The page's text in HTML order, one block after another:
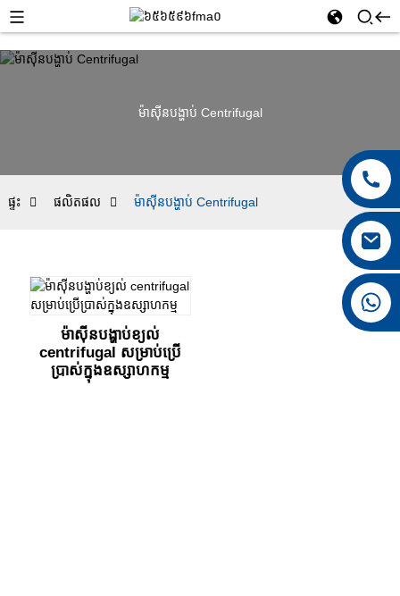
ម៉ាស៊ីនបង្ហាប់ Centrifugal
ផ្ទះ ផលិតផល ម៉ាស៊ីនបង្ហាប់ Centrifugal
ម៉ាស៊ីនបង្ហាប់ខ្យល់
centrifugal សម្រាប់ប្រើ
ប្រាស់ក្នុងឧស្សាហកម្ម